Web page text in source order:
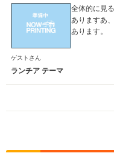
全体的に見
ありますあ
あります。
ゲストさん
ランチア テーマ